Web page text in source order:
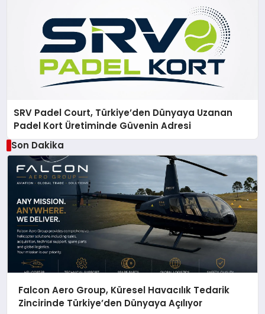
SRV Padel Court, Türkiye’den Dünyaya Uzanan
Padel Kort Üretiminde Güvenin Adresi
Son Dakika
Falcon Aero Group, Küresel Havacılık Tedarik
Zincirinde Türkiye’den Dünyaya Açılıyor